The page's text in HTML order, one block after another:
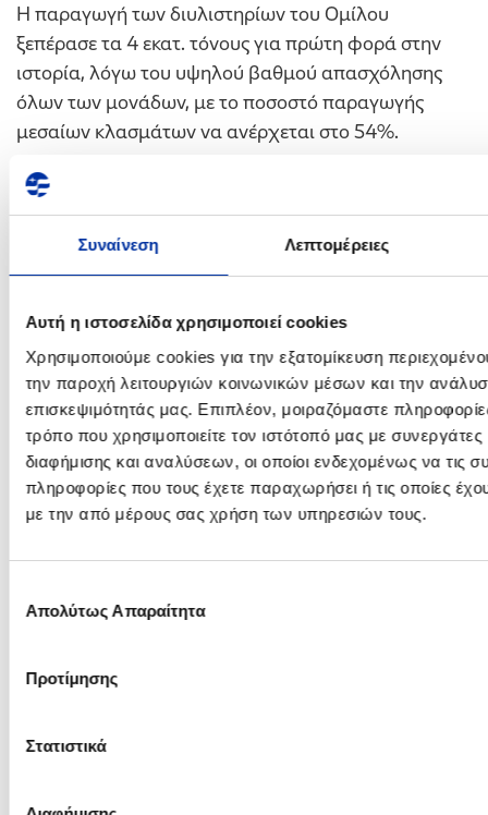
Συναίνεση Λεπτομέρειες
Αυτή η ιστοσελίδα χρησιμοποιεί cookies
Χρησιμοποιούμε cookies για την εξατομίκευση
την παροχή λειτουργιών κοινωνικών μέσων και την
επισκεψιμότητάς μας. Επιπλέον, μοιραζόμαστε
τρόπο που χρησιμοποιείτε τον ιστότοπό μας με
διαφήμισης και αναλύσεων, οι οποίοι ενδεχομένως να τις
πληροφορίες που τους έχετε παραχωρήσει ή τις οποίες
με την από μέρους σας χρήση των υπηρεσιών τους.
συγκατάθεσης
Απολύτως Απαραίτητα
Προτίμησης
Στατιστικά
Η παραγωγή των διυλιστηρίων του Ομίλου
ξεπέρασε τα 4 εκατ. τόνους για πρώτη φορά στην
ιστορία, λόγω του υψηλού βαθμού απασχόλησης
όλων των μονάδων, με το ποσοστό παραγωγής
μεσαίων κλασμάτων να ανέρχεται στο 54%.
Οι πωλήσεις εσωτερικής αγοράς σημείωσαν αύξηση
11%, ενώ οι εξαγωγές ανήλθαν σε 2,1 εκατ. τόνους,
στα υψηλότερα επίπεδα ιστορικά, οδηγώντας τις
συνολικές πωλήσεις στα 4 εκατ. τόνους.
ΕΓΧΩΡΙΑ ΕΜΠΟΡΙΑ
Αύξηση όγκων πωλήσεων κατά 9%, κυρίως λόγω
πετρελαίου θέρμανσης και ντίζελ κίνησης. Τα
Συγκρίσιμα EBITDA της Εγχώριας Εμπορίας
ανήλθαν σε €2 εκ (Δ’ Τρίμ 2013: €1 εκ).
Η βελτίωση μεριδίων αγοράς συνεχίστηκε, λόγω και
επιτυχημένου λανσαρίσματος διαφοροποιημένων
DIESEL.
Ο κλάδος Διεθνούς Εμπορίας αύξησε σημαντικά τον